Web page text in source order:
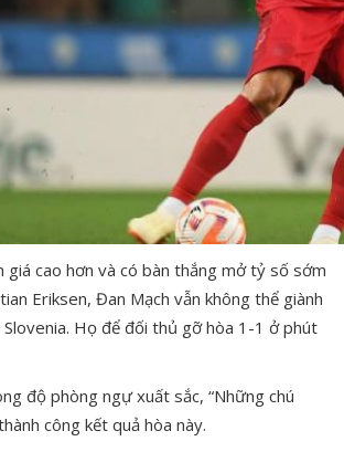
giá cao hơn và có bàn thắng mở tỷ số sớm
Eriksen, Đan Mạch vẫn không thể giành
Họ để đối thủ gỡ hòa 1-1 ở phút
độ phòng ngự xuất sắc, “Những chú
công kết quả hòa này.